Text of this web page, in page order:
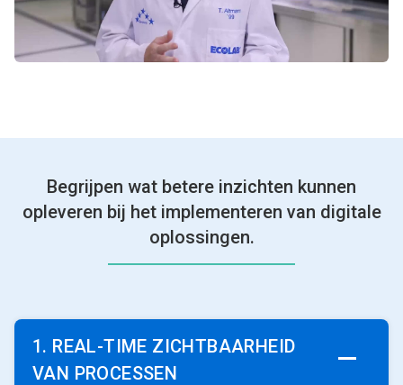
Begrijpen wat betere inzichten kunnen
opleveren bij het implementeren van digitale
oplossingen.
1. REAL-TIME ZICHTBAARHEID
VAN PROCESSEN